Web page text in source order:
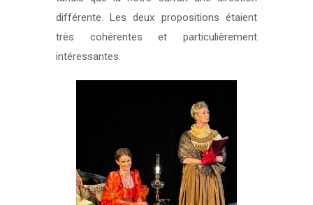
différente. Les deux propositions étaient
très cohérentes et particulièrement
intéressantes.